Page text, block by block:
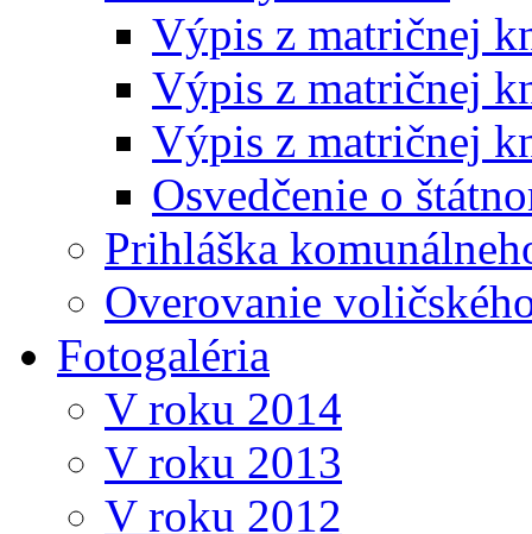
Výpis z matričnej
Výpis z matričnej
Výpis z matričnej
Osvedčenie o
Prihláška
Overovanie
Fotogaléria
V roku 2014
V roku 2013
V roku 2012